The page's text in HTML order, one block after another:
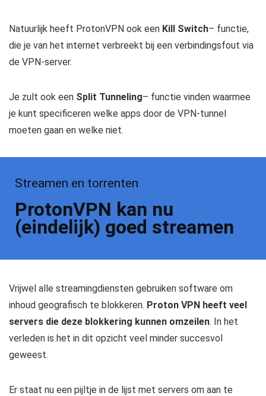
Natuurlijk heeft ProtonVPN ook een Kill Switch– functie,
die je van het internet verbreekt bij een verbindingsfout via
de VPN-server.
Je zult ook een Split Tunneling– functie vinden waarmee
je kunt specificeren welke apps door de VPN-tunnel
moeten gaan en welke niet.
Streamen en torrenten
ProtonVPN kan nu
(eindelijk) goed streamen
Vrijwel alle streamingdiensten gebruiken software om
inhoud geografisch te blokkeren. Proton VPN heeft veel
servers die deze blokkering kunnen omzeilen. In het
verleden is het in dit opzicht veel minder succesvol
geweest.
Er staat nu een pijltje in de lijst met servers om aan te